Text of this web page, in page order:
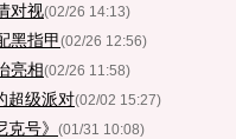
对视(02/26 14:13)
黑指甲(02/26 12:56)
亮相(02/26 11:58)
超级派对(02/02 15:27)
号》 (01/31 10:08)